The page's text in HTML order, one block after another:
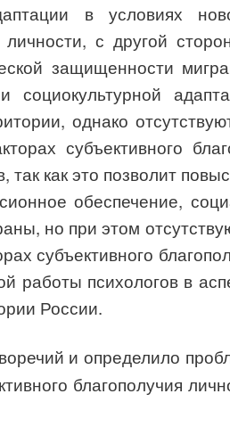
в условиях
личности, с другой
защищенности
социокультурной
однако
субъективного
как это позволит
обеспечение,
но при этом
субъективного
работы психологов в
России.
и определило
благополучия